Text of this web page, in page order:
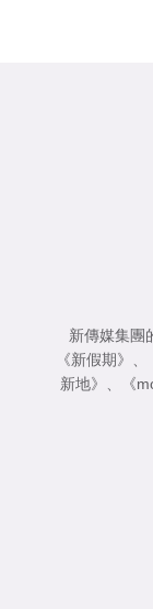
新傳媒集團
《新假期》
新地》
《